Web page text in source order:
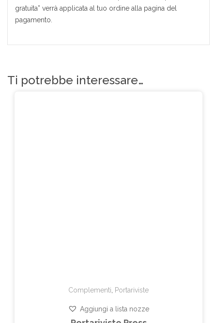
gratuita” verrà applicata al tuo ordine alla pagina del
pagamento.
Ti potrebbe interessare…
Complementi Portariviste
Aggiungi a lista nozze